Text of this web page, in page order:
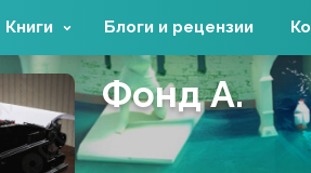
Фонд А.
Книги Блоги и рецензии